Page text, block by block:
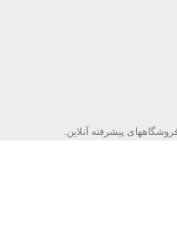
پیشرفته آنلاین.